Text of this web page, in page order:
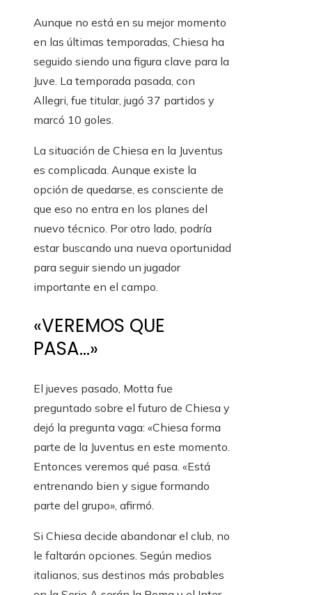
Aunque no está en su mejor momento
en las últimas temporadas, Chiesa ha
seguido siendo una figura clave para la
Juve. La temporada pasada, con
Allegri, fue titular, jugó 37 partidos y
marcó 10 goles.
La situación de Chiesa en la Juventus
es complicada. Aunque existe la
opción de quedarse, es consciente de
que eso no entra en los planes del
nuevo técnico. Por otro lado, podría
estar buscando una nueva oportunidad
para seguir siendo un jugador
importante en el campo.
«VEREMOS QUE
PASA…»
El jueves pasado, Motta fue
preguntado sobre el futuro de Chiesa y
dejó la pregunta vaga: «Chiesa forma
parte de la Juventus en este momento.
Entonces veremos qué pasa. «Está
entrenando bien y sigue formando
parte del grupo», afirmó.
Si Chiesa decide abandonar el club, no
le faltarán opciones. Según medios
italianos, sus destinos más probables